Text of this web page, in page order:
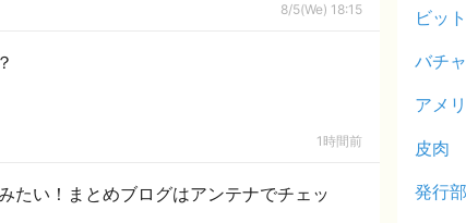
8/5(We) 18:15
1時間前
たい！まとめブログはアンテナでチェッ
ビッ
バチャ
アメ
皮肉
発行